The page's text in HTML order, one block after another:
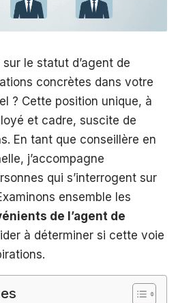
le statut d’agent de
concrètes dans votre
? Cette position unique, à
et cadre, suscite de
En tant que conseillère en
j’accompagne
qui s’interrogent sur
ensemble les
de l’agent de
à déterminer si cette voie